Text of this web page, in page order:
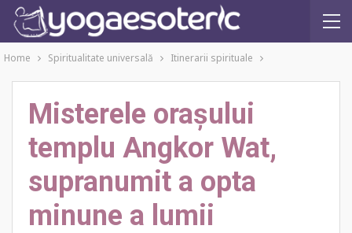
Home Spiritualitate universală Itinerarii spirituale
Misterele oraşului
templu Angkor Wat,
supranumit a opta
minune a lumii